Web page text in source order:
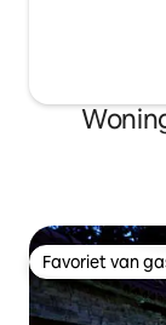
Favoriet van
Favoriet van